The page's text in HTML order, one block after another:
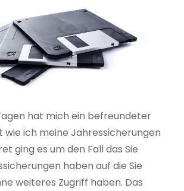
hat mich ein befreundeter
ich meine Jahressicherungen
ging es um den Fall das Sie
haben auf die Sie
weiteres Zugriff haben. Das